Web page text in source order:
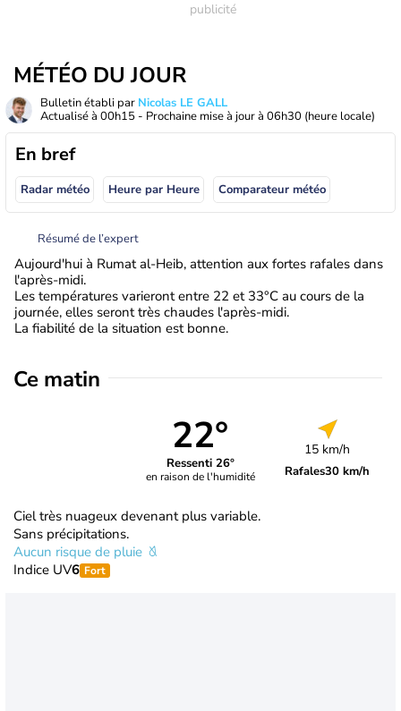
MÉTÉO DU JOUR
Bulletin établi par Nicolas LE GALL
Actualisé à 00h15 - Prochaine mise à jour à 06h30 (heure locale)
En bref
Radar météo Heure par Heure Comparateur météo
Résumé de l’expert
Aujourd'hui à Rumat al-Heib, attention aux fortes rafales dans
l'après-midi.
Les températures varieront entre 22 et 33°C au cours de la
journée, elles seront très chaudes l'après-midi.
La fiabilité de la situation est bonne.
Ce matin
22°
Ressenti 26°
en raison de l'humidité
15 km/h
Rafales30 km/h
Ciel très nuageux devenant plus variable.
Sans précipitations.
Aucun risque de pluie
Indice UV6 Fort